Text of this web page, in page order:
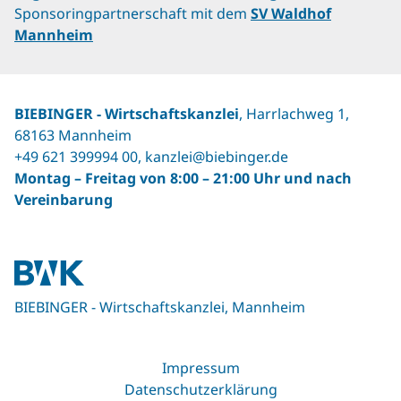
Sponsoringpartnerschaft mit dem SV Waldhof
Mannheim
BIEBINGER ‐ Wirtschaftskanzlei, Harrlachweg 1,
68163 Mannheim
+49 621 399994 00, kanzlei@biebinger.de
Montag – Freitag von 8:00 – 21:00 Uhr und nach
Vereinbarung
BIEBINGER - Wirtschaftskanzlei, Mannheim
Impressum
Datenschutzerklärung